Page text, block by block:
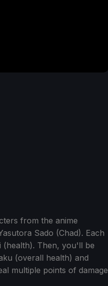
from the anime
Sado (Chad). Each
Then, you'll be
(overall health) and
multiple points of damage